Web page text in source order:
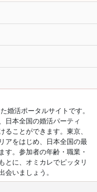
婚活ポータルサイトです。
日本全国の婚活パーティ
ことができます。東京、
アをはじめ、日本全国の最
す。参加者の年齢・職業・
とに、オミカレでピッタリ
会いましょう。